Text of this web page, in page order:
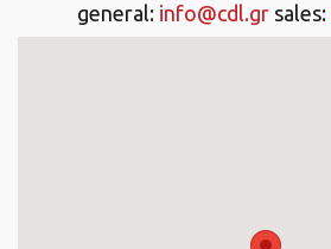
general: info@cdl.grsales: